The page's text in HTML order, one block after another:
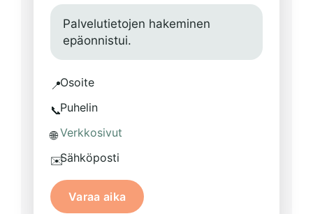
Palvelutietojen hakeminen
epäonnistui.
📍Osoite
📞Puhelin
🌐 Verkkosivut
✉️Sähköposti
Varaa aika